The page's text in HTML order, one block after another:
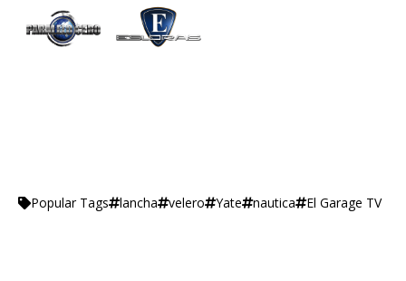
Popular Tags lancha velero Yate nautica El Garage TV